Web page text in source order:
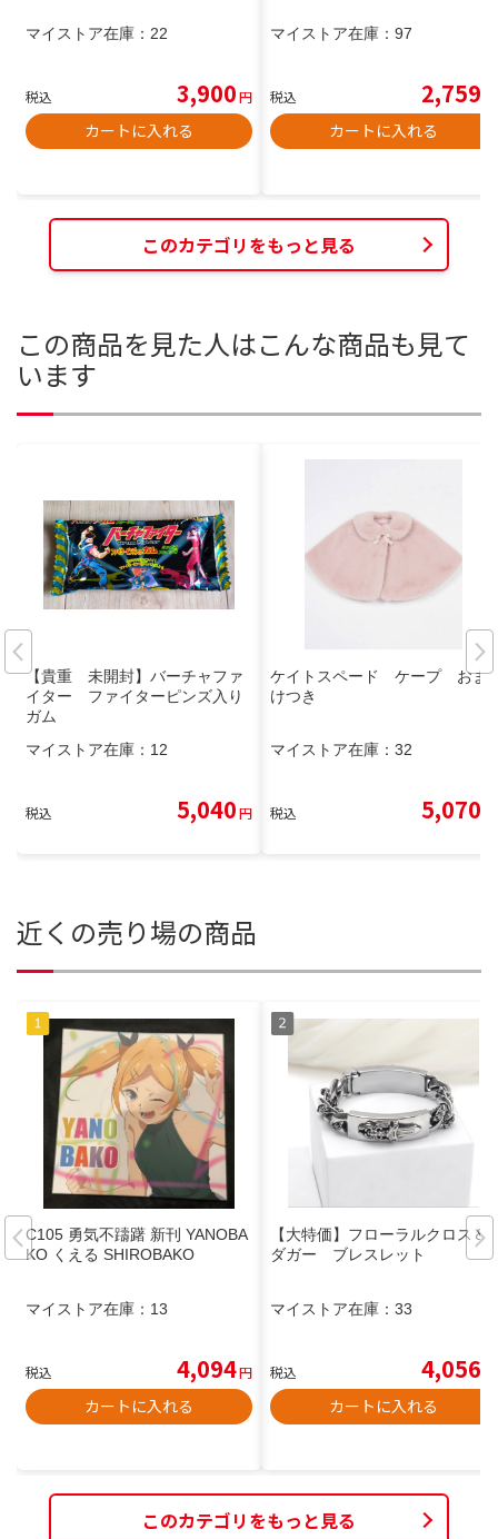
マイストア在庫： 22
税込 3,900円
カートに入れる
マイストア在庫： 97
税込 2,759
カートに入れる
このカテゴリをもっと見る
この商品を見た人はこんな商品も見て
います
【貴重 未開封】バーチャファ
イター ファイターピンズ入り
ガム
マイストア在庫： 12
税込 5,040円
ケイトスペード ケープ おま
けつき
マイストア在庫： 32
税込 5,070
近くの売り場の商品
C105 勇気不躊躇 新刊 YANOBA
KO くえる SHIROBAKO
マイストア在庫： 13
税込 4,094円
カートに入れる
【大特価】フローラルクロス＆
ダガー ブレスレット
マイストア在庫： 33
税込 4,056
カートに入れる
このカテゴリをもっと見る